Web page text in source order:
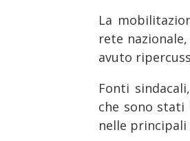
La
rete
avuto
Fonti
che sono
nelle